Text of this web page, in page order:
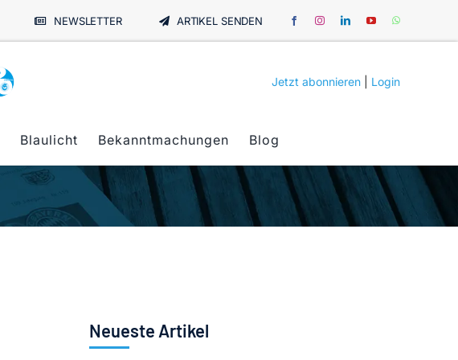
NEWSLETTER ARTIKEL SENDEN
Jetzt abonnieren Login
Blaulicht Bekanntmachungen Blog
Neueste Artikel